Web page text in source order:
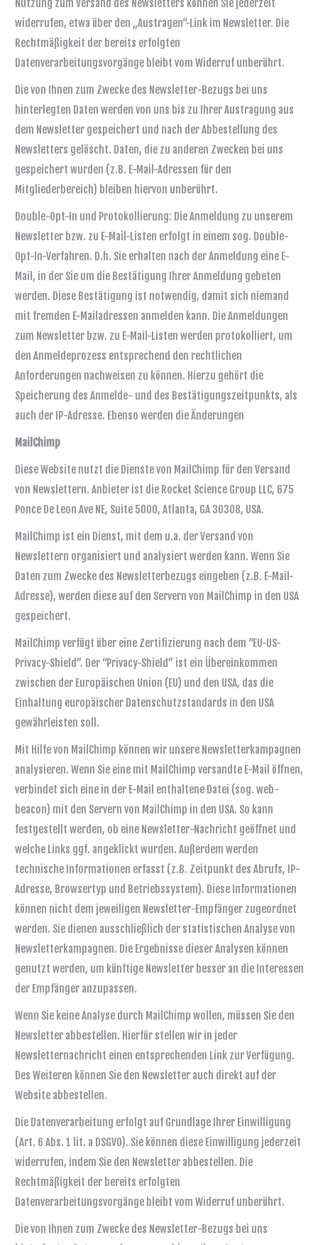
Nutzung zum Versand des Newsletters können Sie jederzeit
widerrufen, etwa über den „Austragen“-Link im Newsletter. Die
Rechtmäßigkeit der bereits erfolgten
Datenverarbeitungsvorgänge bleibt vom Widerruf unberührt.
Die von Ihnen zum Zwecke des Newsletter-Bezugs bei uns
hinterlegten Daten werden von uns bis zu Ihrer Austragung aus
dem Newsletter gespeichert und nach der Abbestellung des
Newsletters gelöscht. Daten, die zu anderen Zwecken bei uns
gespeichert wurden (z.B. E-Mail-Adressen für den
Mitgliederbereich) bleiben hiervon unberührt.
Double-Opt-In und Protokollierung: Die Anmeldung zu unserem
Newsletter bzw. zu E-Mail-Listen erfolgt in einem sog. Double-
Opt-In-Verfahren. D.h. Sie erhalten nach der Anmeldung eine E-
Mail, in der Sie um die Bestätigung Ihrer Anmeldung gebeten
werden. Diese Bestätigung ist notwendig, damit sich niemand
mit fremden E-Mailadressen anmelden kann. Die Anmeldungen
zum Newsletter bzw. zu E-Mail-Listen werden protokolliert, um
den Anmeldeprozess entsprechend den rechtlichen
Anforderungen nachweisen zu können. Hierzu gehört die
Speicherung des Anmelde- und des Bestätigungszeitpunkts, als
auch der IP-Adresse. Ebenso werden die Änderungen
MailChimp
Diese Website nutzt die Dienste von MailChimp für den Versand
von Newslettern. Anbieter ist die Rocket Science Group LLC, 675
Ponce De Leon Ave NE, Suite 5000, Atlanta, GA 30308, USA.
MailChimp ist ein Dienst, mit dem u.a. der Versand von
Newslettern organisiert und analysiert werden kann. Wenn Sie
Daten zum Zwecke des Newsletterbezugs eingeben (z.B. E-Mail-
Adresse), werden diese auf den Servern von MailChimp in den USA
gespeichert.
MailChimp verfügt über eine Zertifizierung nach dem “EU-US-
Privacy-Shield”. Der “Privacy-Shield” ist ein Übereinkommen
zwischen der Europäischen Union (EU) und den USA, das die
Einhaltung europäischer Datenschutzstandards in den USA
gewährleisten soll.
Mit Hilfe von MailChimp können wir unsere Newsletterkampagnen
analysieren. Wenn Sie eine mit MailChimp versandte E-Mail öffnen,
verbindet sich eine in der E-Mail enthaltene Datei (sog. web-
beacon) mit den Servern von MailChimp in den USA. So kann
festgestellt werden, ob eine Newsletter-Nachricht geöffnet und
welche Links ggf. angeklickt wurden. Außerdem werden
technische Informationen erfasst (z.B. Zeitpunkt des Abrufs, IP-
Adresse, Browsertyp und Betriebssystem). Diese Informationen
können nicht dem jeweiligen Newsletter-Empfänger zugeordnet
werden. Sie dienen ausschließlich der statistischen Analyse von
Newsletterkampagnen. Die Ergebnisse dieser Analysen können
genutzt werden, um künftige Newsletter besser an die Interessen
der Empfänger anzupassen.
Wenn Sie keine Analyse durch MailChimp wollen, müssen Sie den
Newsletter abbestellen. Hierfür stellen wir in jeder
Newsletternachricht einen entsprechenden Link zur Verfügung.
Des Weiteren können Sie den Newsletter auch direkt auf der
Website abbestellen.
Die Datenverarbeitung erfolgt auf Grundlage Ihrer Einwilligung
(Art. 6 Abs. 1 lit. a DSGVO). Sie können diese Einwilligung jederzeit
widerrufen, indem Sie den Newsletter abbestellen. Die
Rechtmäßigkeit der bereits erfolgten
Datenverarbeitungsvorgänge bleibt vom Widerruf unberührt.
Die von Ihnen zum Zwecke des Newsletter-Bezugs bei uns